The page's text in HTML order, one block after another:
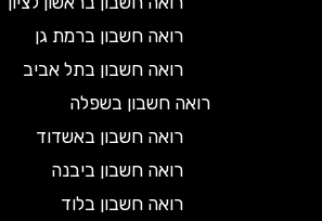
רואה חשבון ברמת גן
רואה חשבון בתל אביב
רואה חשבון בשפלה
רואה חשבון באשדוד
רואה חשבון ביבנה
רואה חשבון בלוד